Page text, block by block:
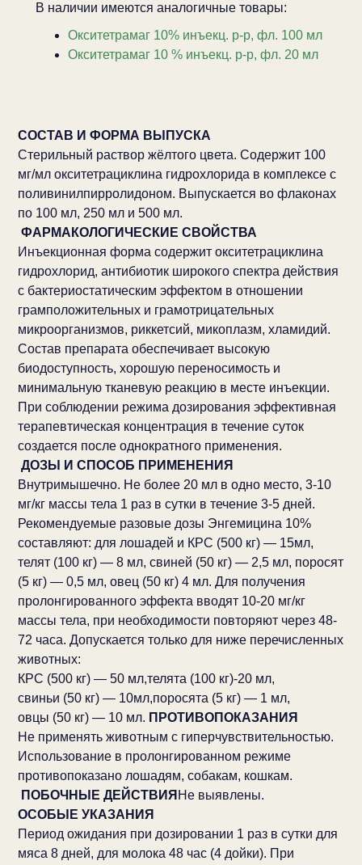
В наличии имеются аналогичные товары:
Окситетрамаг 10% инъекц. р-р, фл. 100 мл
Окситетрамаг 10 % инъекц. р-р, фл. 20 мл
СОСТАВ И ФОРМА ВЫПУСКА
Стерильный раствор жёлтого цвета. Содержит 100
мг/мл окситетрациклина гидрохлорида в комплексе с
поливинилпирролидоном. Выпускается во флаконах
по 100 мл, 250 мл и 500 мл.
ФАРМАКОЛОГИЧЕСКИЕ СВОЙСТВА
Инъекционная форма содержит окситетрациклина
гидрохлорид, антибиотик широкого спектра действия
с бактериостатическим эффектом в отношении
грамположительных и грамотрицательных
микроорганизмов, риккетсий, микоплазм, хламидий.
Состав препарата обеспечивает высокую
биодоступность, хорошую переносимость и
минимальную тканевую реакцию в месте инъекции.
При соблюдении режима дозирования эффективная
терапевтическая концентрация в течение суток
создается после однократного применения.
ДОЗЫ И СПОСОБ ПРИМЕНЕНИЯ
Внутримышечно. Не более 20 мл в одно место, 3-10
мг/кг массы тела 1 раз в сутки в течение 3-5 дней.
Рекомендуемые разовые дозы Энгемицина 10%
составляют: для лошадей и КРС (500 кг) — 15мл,
телят (100 кг) — 8 мл, свиней (50 кг) — 2,5 мл, поросят
(5 кг) — 0,5 мл, овец (50 кг) 4 мл. Для получения
пролонгированного эффекта вводят 10-20 мг/кг
массы тела, при необходимости повторяют через 48-
72 часа. Допускается только для ниже перечисленных
животных:
КРС (500 кг) — 50 мл,телята (100 кг)-20 мл,
свиньи (50 кг) — 10мл,поросята (5 кг) — 1 мл,
овцы (50 кг) — 10 мл. ПРОТИВОПОКАЗАНИЯ
Не применять животным с гиперчувствительностью.
Использование в пролонгированном режиме
противопоказано лошадям, собакам, кошкам.
ПОБОЧНЫЕ ДЕЙСТВИЯ Не выявлены.
ОСОБЫЕ УКАЗАНИЯ
Период ожидания при дозировании 1 раз в сутки для
мяса 8 дней, для молока 48 час (4 дойки). При